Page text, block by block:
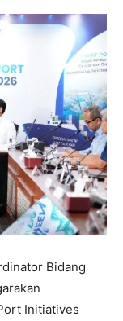
Bidang
Initiatives